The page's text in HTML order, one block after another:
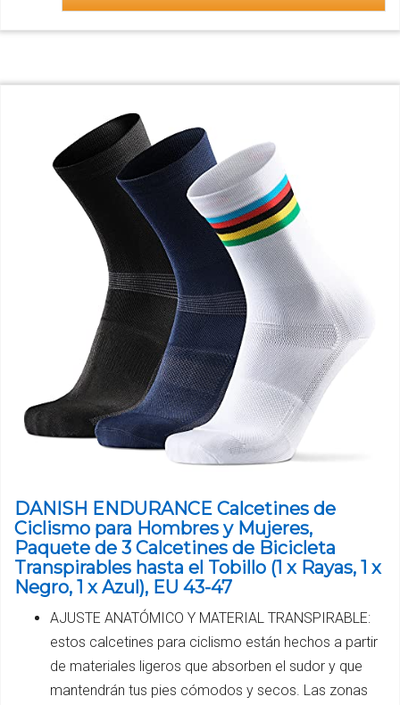
DANISH ENDURANCE Calcetines de
Ciclismo para Hombres y Mujeres,
Paquete de 3 Calcetines de Bicicleta
Transpirables hasta el Tobillo (1 x Rayas, 1 x
Negro, 1 x Azul), EU 43-47
AJUSTE ANATÓMICO Y MATERIAL TRANSPIRABLE:
estos calcetines para ciclismo están hechos a partir
de materiales ligeros que absorben el sudor y que
mantendrán tus pies cómodos y secos. Las zonas